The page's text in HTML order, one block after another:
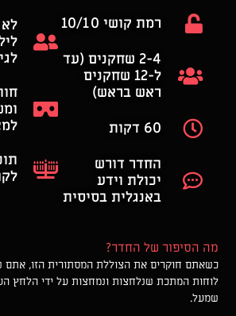
רמת קושי 10/10​
2-4 שחקנים ​(עד
ל-12 שחקנים
ראש בראש)
60 דקות
החדר דורש
יכולת וידע
באנגלית בסיסית
מה הסיפור של החדר?
כשאתם חוקרים את הצוללת המסתורית הזו, אתם
לוחות המתכת שנלחצות ונמחצות על ידי הלחץ
שמעל.